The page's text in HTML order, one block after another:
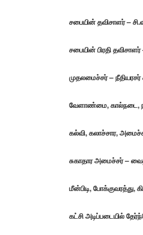
சபையின் தவிசாளர்–
சபையின் பிரதி தவிசாளர்
முதலமைச்சர்–
வேளாண்மை, கால்நடை,
கல்வி, கலாச்சார,
சுகாதார அமைச்சர்–
மீன்பிடி, போக்குவரத்து,
கட்சி அடிப்படையில்